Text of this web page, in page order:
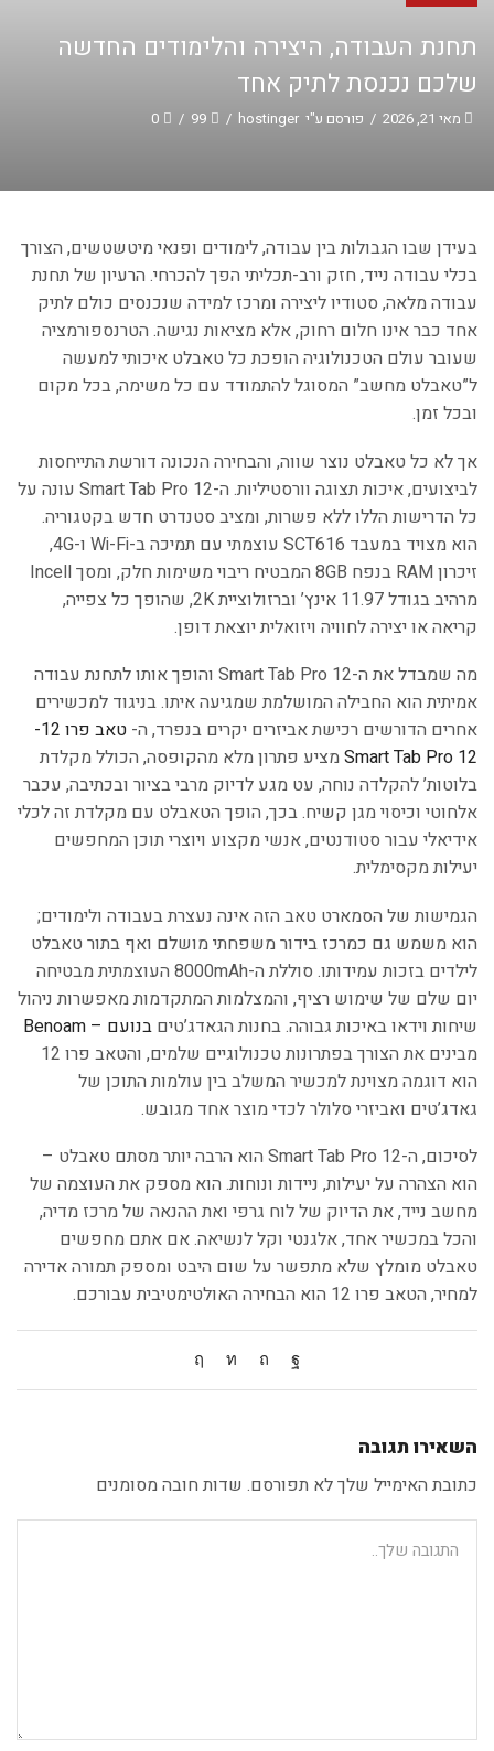
תחנת העבודה, היצירה והלימודים החדשה
שלכם נכנסת לתיק אחד
מאי 21, 2026 / פורסם ע"י hostinger
/
99
/
0
בעידן שבו הגבולות בין עבודה, לימודים ופנאי מיטשטשים, הצורך
בכלי עבודה נייד, חזק ורב-תכליתי הפך להכרחי. הרעיון של תחנת
עבודה מלאה, סטודיו ליצירה ומרכז למידה שנכנסים כולם לתיק
אחד כבר אינו חלום רחוק, אלא מציאות נגישה. הטרנספורמציה
שעובר עולם הטכנולוגיה הופכת כל טאבלט איכותי למעשה
ל”טאבלט מחשב” המסוגל להתמודד עם כל משימה, בכל מקום
ובכל זמן.
אך לא כל טאבלט נוצר שווה, והבחירה הנכונה דורשת התייחסות
לביצועים, איכות תצוגה וורסטיליות. ה-Smart Tab Pro 12 עונה על
כל הדרישות הללו ללא פשרות, ומציב סטנדרט חדש בקטגוריה.
הוא מצויד במעבד SCT616 עוצמתי עם תמיכה ב-Wi-Fi ו-4G,
זיכרון RAM בנפח 8GB המבטיח ריבוי משימות חלק, ומסך Incell
מרהיב בגודל 11.97 אינץ’ וברזולוציית 2K, שהופך כל צפייה,
קריאה או יצירה לחוויה ויזואלית יוצאת דופן.
מה שמבדל את ה-Smart Tab Pro 12 והופך אותו לתחנת עבודה
אמיתית הוא החבילה המושלמת שמגיעה איתו. בניגוד למכשירים
אחרים הדורשים רכישת אביזרים יקרים בנפרד, ה-
טאב פרו 12-
Smart Tab Pro 12מציע פתרון מלא מהקופסה, הכולל מקלדת
בלוטות’ להקלדה נוחה, עט מגע לדיוק מרבי בציור ובכתיבה, עכבר
אלחוטי וכיסוי מגן קשיח. בכך, הופך הטאבלט עם מקלדת זה לכלי
אידיאלי עבור סטודנטים, אנשי מקצוע ויוצרי תוכן המחפשים
יעילות מקסימלית.
הגמישות של הסמארט טאב הזה אינה נעצרת בעבודה ולימודים;
הוא משמש גם כמרכז בידור משפחתי מושלם ואף בתור טאבלט
לילדים בזכות עמידותו. סוללת ה-8000mAh העוצמתית מבטיחה
יום שלם של שימוש רציף, והמצלמות המתקדמות מאפשרות ניהול
שיחות וידאו באיכות גבוהה. בחנות הגאדג’טים בנועם – Benoam
מבינים את הצורך בפתרונות טכנולוגיים שלמים, והטאב פרו 12
הוא דוגמה מצוינת למכשיר המשלב בין עולמות התוכן של
גאדג’טים ואביזרי סלולר לכדי מוצר אחד מגובש.
לסיכום, ה-Smart Tab Pro 12 הוא הרבה יותר מסתם טאבלט –
הוא הצהרה על יעילות, ניידות ונוחות. הוא מספק את העוצמה של
מחשב נייד, את הדיוק של לוח גרפי ואת ההנאה של מרכז מדיה,
והכל במכשיר אחד, אלגנטי וקל לנשיאה. אם אתם מחפשים
טאבלט מומלץ שלא מתפשר על שום היבט ומספק תמורה אדירה
למחיר, הטאב פרו 12 הוא הבחירה האולטימטיבית עבורכם.
השאירו תגובה
כתובת האימייל שלך לא תפורסם. שדות חובה מסומנים